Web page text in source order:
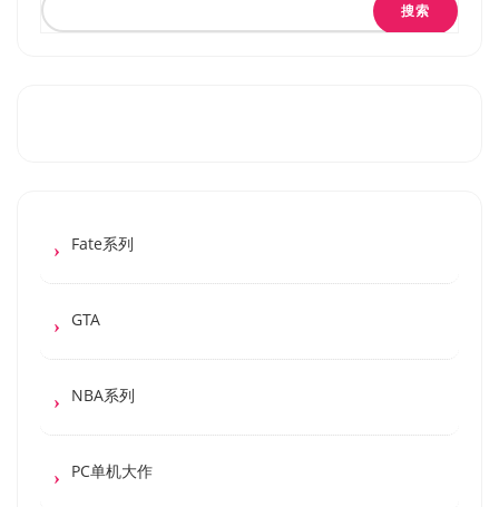
搜索
Fate系列
GTA
NBA系列
PC单机大作